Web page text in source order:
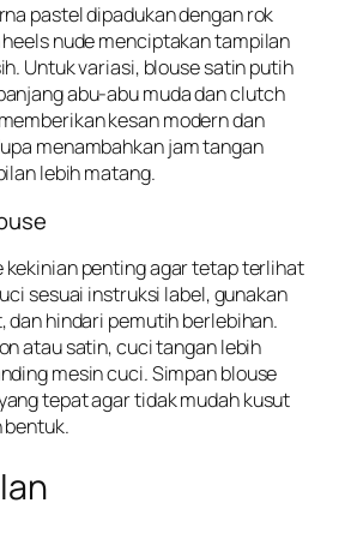
pastel dipadukan dengan rok
nude menciptakan tampilan
Untuk variasi, blouse satin putih
abu-abu muda dan clutch
kesan modern dan
menambahkan jam tangan
lebih matang.
kekinian penting agar tetap terlihat
sesuai instruksi label, gunakan
dan hindari pemutih berlebihan.
atau satin, cuci tangan lebih
mesin cuci. Simpan blouse
tepat agar tidak mudah kusut
bentuk.